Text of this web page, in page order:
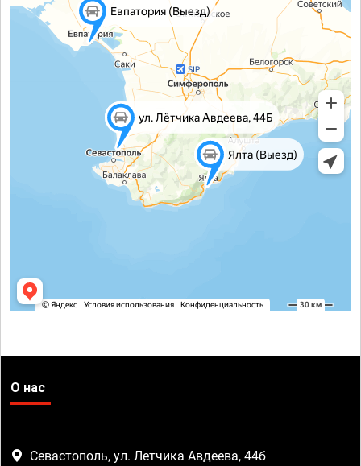
О нас
Севастополь, ул. Летчика Авдеева, 44б